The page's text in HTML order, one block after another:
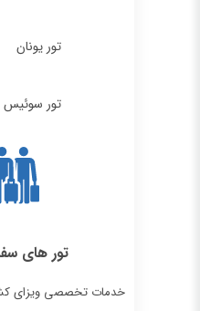
تور یونان
تور سوئیس
تور های
خدمات تخصصی ویزای